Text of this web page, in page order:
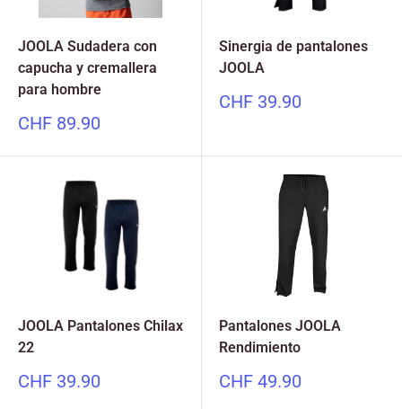
JOOLA Sudadera con
capucha y cremallera
para hombre
Precio
CHF 89.90
Sinergia de pantalones
JOOLA
Precio
CHF 39.90
JOOLA Pantalones Chilax
22
Precio
CHF 39.90
Pantalones JOOLA
Rendimiento
Precio
CHF 49.90